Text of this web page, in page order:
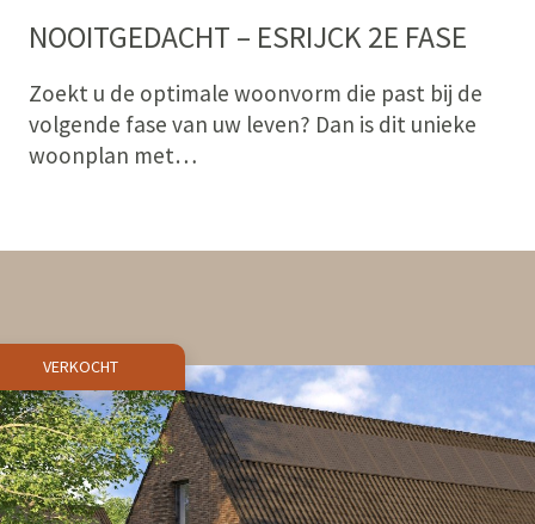
NOOITGEDACHT – ESRIJCK 2E FASE
Zoekt u de optimale woonvorm die past bij de
volgende fase van uw leven? Dan is dit unieke
woonplan met…
VERKOCHT